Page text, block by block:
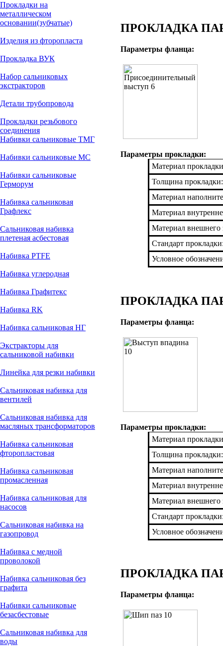
Прокладки на
металлическом
основании(зубчатые)
Изделия из фторопласта
Прокладка ВУК
Набор сальниковых
экстракторов
Детали трубопровода
Прокладки резьбового
соединения
Набивки сальниковые ТМГ
Набивки сальниковые МС
Набивки сальниковые
Герморум
Набивка сальниковая
Графлекс
Сальниковая набивка
плетеная асбестовая
Набивка PTFE
Набивка углеродная
Набивка Графитекс
Набивка RK
Набивка сальниковая НГ
Экстракторы для
сальниковой набивки
Линейка для резки набивки
Сальниковая набивка для
вентилей
Сальниковая набивка для
масляных трансформаторов
Набивка сальниковая
фторопластовая
Набивка сальниковая
промасленная
Набивка сальниковая для
насосов
Сальниковая набивка на
газопровод
Набивка с медной
проволокой
Набивка сальниковая без
графита
Набивки сальниковые
безасбестовые
Сальниковая набивка для
воды
ПРОКЛАДКА
Параметры фланца:
Параметры прокладки:
Материал
Толщина прокладки:
Материал
Материал
Материал внешнего
Стандарт
Условное
ПРОКЛАДКА
Параметры фланца:
Параметры прокладки:
Материал
Толщина прокладки:
Материал
Материал
Материал внешнего
Стандарт
Условное
ПРОКЛАДКА
Параметры фланца: